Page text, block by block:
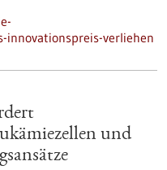
verliehen
und